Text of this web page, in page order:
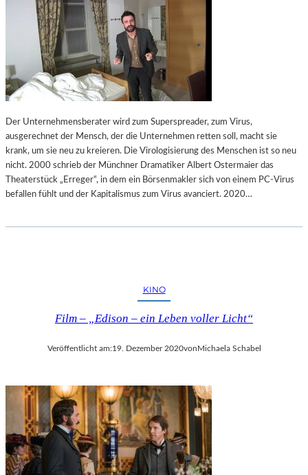
Der Unternehmensberater wird zum Superspreader, zum Virus,
ausgerechnet der Mensch, der die Unternehmen retten soll, macht sie
krank, um sie neu zu kreieren. Die Virologisierung des Menschen ist so neu
nicht. 2000 schrieb der Münchner Dramatiker Albert Ostermaier das
Theaterstück „Erreger“, in dem ein Börsenmakler sich von einem PC-Virus
befallen fühlt und der Kapitalismus zum Virus avanciert. 2020…
KINO
Film – „Edison – ein Leben voller Licht“
Veröffentlicht am:19. Dezember 2020vonMichaela Schabel